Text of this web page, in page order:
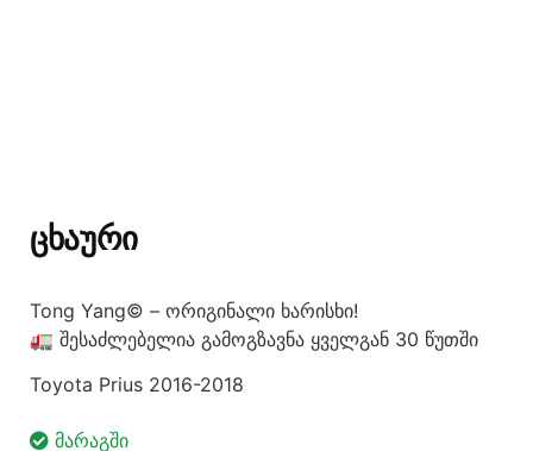
ᲪᲮᲐᲣᲠᲘ
Tong Yang© – ორიგინალი ხარისხი!
🚛 შესაძლებელია გამოგზავნა ყველგან 30 წუთში
Toyota Prius 2016-2018
ᲛᲐᲠᲐᲒᲨᲘ